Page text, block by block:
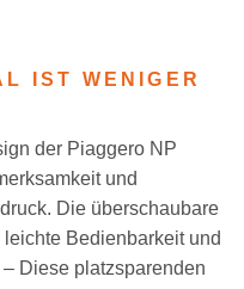
IST WENIGER
der Piaggero NP
und
Die überschaubare
Bedienbarkeit und
– Diese platzsparenden